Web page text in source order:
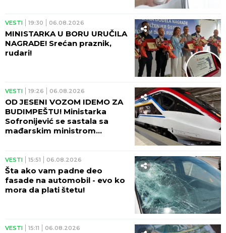
VESTI 19:30 06.08.2026
MINISTARKA U BORU URUČILA
NAGRADE! Srećan praznik,
rudari!
VESTI 19:26 06.08.2026
OD JESENI VOZOM IDEMO ZA
BUDIMPEŠTU! Ministarka
Sofronijević se sastala sa
mađarskim ministrom
VESTI 15:51 06.08.2026
Šta ako vam padne deo
fasade na automobil - evo ko
mora da plati štetu!
VESTI 15:11 06.08.2026